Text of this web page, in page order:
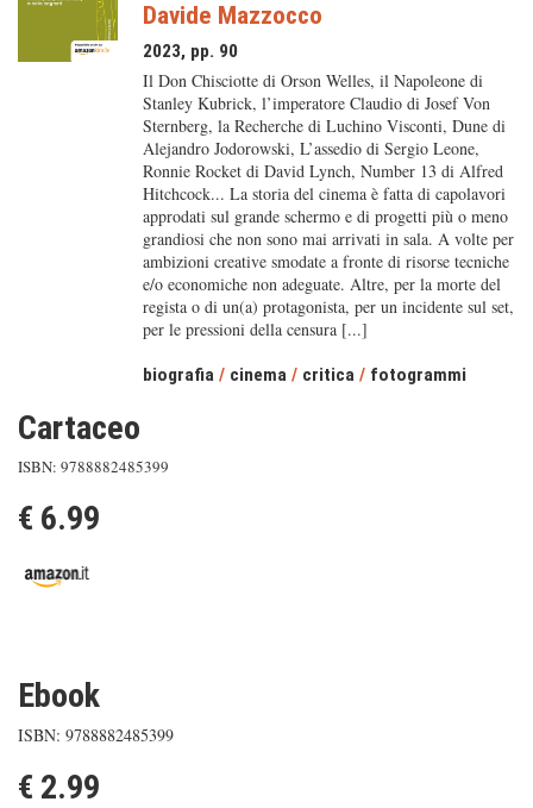
Davide Mazzocco
2023, pp. 90
Il Don Chisciotte di Orson Welles, il Napoleone di
Stanley Kubrick, l’imperatore Claudio di Josef Von
Sternberg, la Recherche di Luchino Visconti, Dune di
Alejandro Jodorowski, L’assedio di Sergio Leone,
Ronnie Rocket di David Lynch, Number 13 di Alfred
Hitchcock... La storia del cinema è fatta di capolavori
approdati sul grande schermo e di progetti più o meno
grandiosi che non sono mai arrivati in sala. A volte per
ambizioni creative smodate a fronte di risorse tecniche
e/o economiche non adeguate. Altre, per la morte del
regista o di un(a) protagonista, per un incidente sul set,
per le pressioni della censura [...]
biografia / cinema / critica / fotogrammi
Cartaceo
ISBN: 9788882485399
€ 6.99
Ebook
ISBN: 9788882485399
€ 2.99